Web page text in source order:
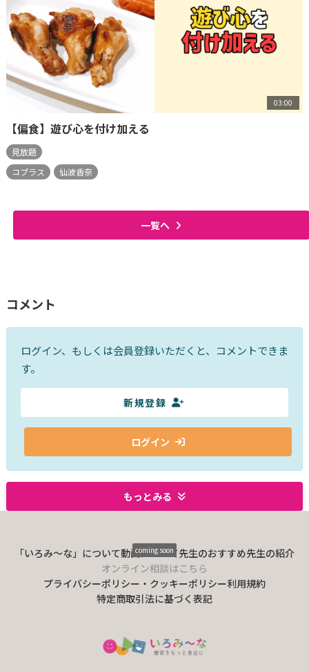
03:00
【偏食】遊び心を付け加える
見放題
コプラス
仙波香奈
一覧へ
コメント
ログイン、もしくは会員登録いただくと、コメントできま
す。
新規登録
ログイン
もっとみる
「いろみ〜な」について動画について先生のおすすめ先生の紹介
オンライン相談はこちら
coming soon
プライバシーポリシー・クッキーポリシー利用規約
特定商取引法に基づく表記